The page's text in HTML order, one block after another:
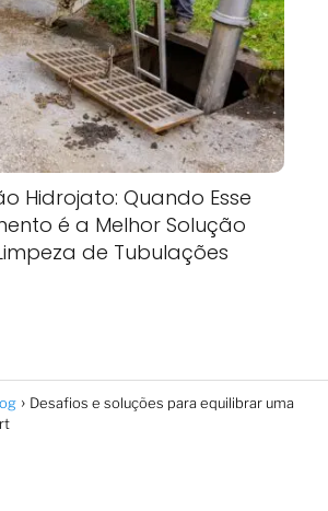
Hidrojato: Quando Esse
é a Melhor Solução
de Tubulações
Desafios e soluções para equilibrar uma